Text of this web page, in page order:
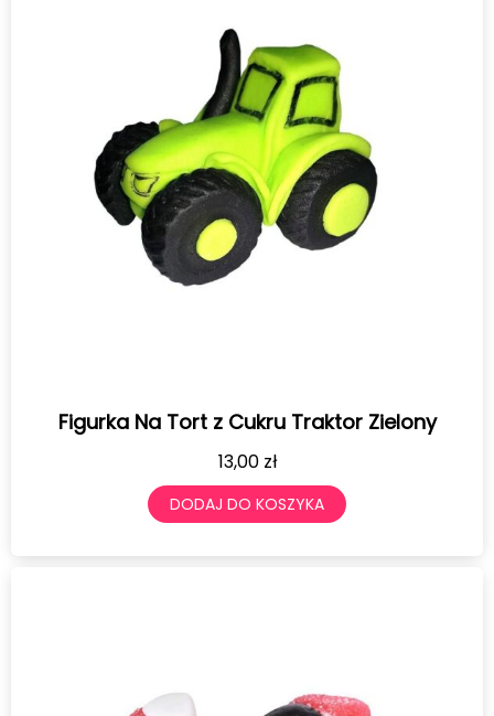
Figurka Na Tort z Cukru Traktor Zielony
13,00 zł
DODAJ DO KOSZYKA